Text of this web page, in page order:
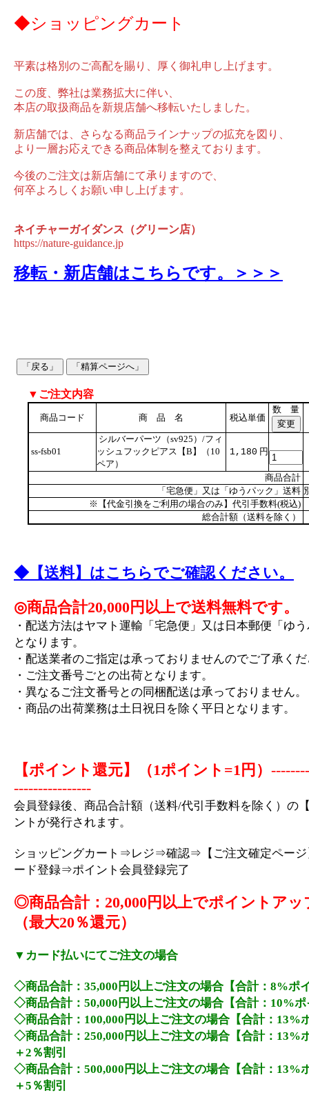
◆ショッピングカート
平素は格別のご高配を賜り、厚く御礼申し上げます。
この度、弊社は業務拡大に伴い、
本店の取扱商品を新規店舗へ移転いたしました。
新店舗では、さらなる商品ラインナップの拡充を図り、
より一層お応えできる商品体制を整えております。
今後のご注文は新店舗にて承りますので、
何卒よろしくお願い申し上げます。
ネイチャーガイダンス（グリーン店）
https://nature-guidance.jp
移転・新店舗はこちらです。＞＞＞
▼ご注文内容
商品コード 商 品 名 税込単価
数 量
ss-fsb01
シルバーパーツ（sv925）/フィ
ッシュフックピアス【B】（10
ペア）
1,180 円
商品合計
「宅急便」又は「ゆうパック」送料
※【代金引換をご利用の場合のみ】代引手数料(税込)
総合計額（送料を除く）
◆【送料】はこちらでご確認ください。
◎商品合計20,000円以上で送料無料です。
・配送方法はヤマト運輸「宅急便」又は日本郵便「ゆ
となります。
・配送業者のご指定は承っておりませんのでご了承く
・ご注文番号ごとの出荷となります。
・異なるご注文番号との同梱配送は承っておりません。
・商品の出荷業務は土日祝日を除く平日となります。
【ポイント還元】（1ポイント=1円）
----------------
会員登録後、商品合計額（送料/代引手数料を除く）の
ントが発行されます。
ショッピングカート⇒レジ⇒確認⇒【ご注文確定ページ
ード登録⇒ポイント会員登録完了
◎商品合計：20,000円以上でポイントアッ
（最大20％還元）
▼カード払いにてご注文の場合
◇商品合計：35,000円以上ご注文の場合【合計：8%ポ
◇商品合計：50,000円以上ご注文の場合【合計：10%
◇商品合計：100,000円以上ご注文の場合【合計：13%
◇商品合計：250,000円以上ご注文の場合【合計：13%
＋2％割引
◇商品合計：500,000円以上ご注文の場合【合計：13%
＋5％割引